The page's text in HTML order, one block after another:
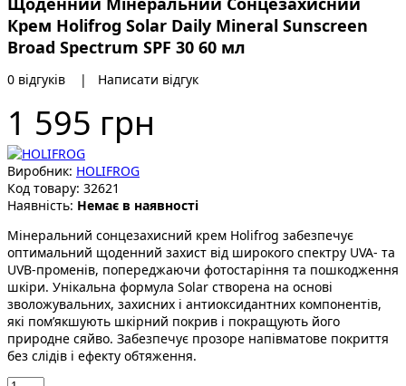
Крем Holifrog Solar Daily Mineral Sunscreen
Broad Spectrum SPF 30 60 мл
0 відгуків | Написати відгук
1 595 грн
Виробник: HOLIFROG
Код товару: 32621
Наявність: Немає в наявності
Мінеральний сонцезахисний крем Holifrog забезпечує
оптимальний щоденний захист від широкого спектру UVA- та
UVB-променів, попереджаючи фотостаріння та пошкодження
шкіри. Унікальна формула Solar створена на основі
зволожувальних, захисних і антиоксидантних компонентів,
які пом’якшують шкірний покрив і покращують його
природне сяйво. Забезпечує прозоре напівматове покриття
без слідів і ефекту обтяження.